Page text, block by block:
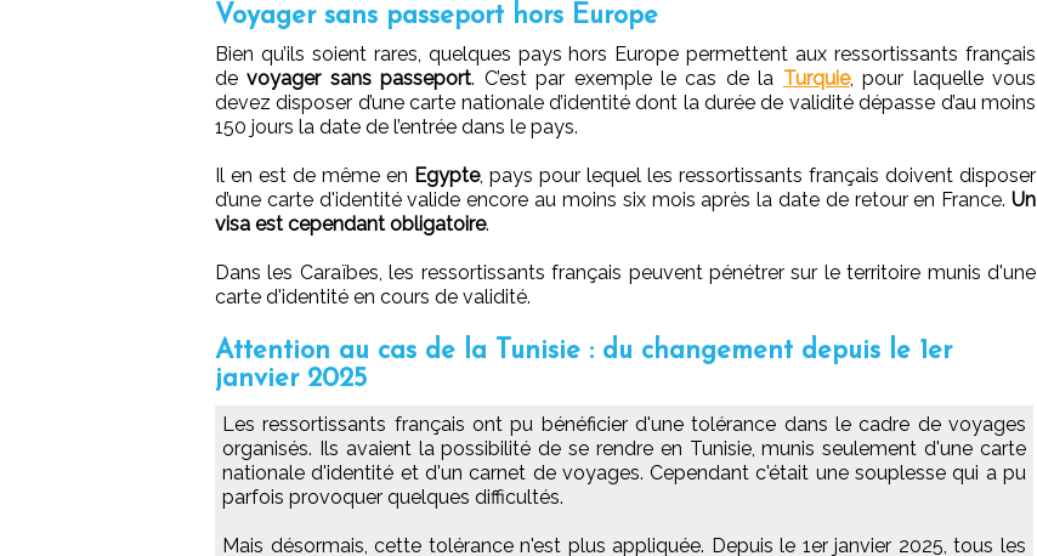
Voyager sans passeport hors Europe
Bien qu’ils soient rares, quelques pays hors Europe permettent aux ressortissants français
devoyager sans passeport. C’est par exemple le cas de la Turquie, pour laquelle vous
devez disposer d’une carte nationale d’identité dont la durée de validité dépasse d’au moins
150 jours la date de l’entrée dans le pays.
Il en est de même en Egypte, pays pour lequel les ressortissants français doivent disposer
d’une carte d'identité valide encore au moins six mois après la date de retour en France. Un
visa est cependant obligatoire.
Dans les Caraïbes, les ressortissants français peuvent pénétrer sur le territoire munis d'une
carte d'identité en cours de validité.
Attention au cas de la Tunisie : du changement depuis le 1er
janvier 2025
Les ressortissants français ont pu bénéficier d'une tolérance dans le cadre de voyages
organisés. Ils avaient la possibilité de se rendre en Tunisie, munis seulement d'une carte
nationale d'identité et d'un carnet de voyages. Cependant c'était une souplesse qui a pu
parfois provoquer quelques difficultés.
Mais désormais, cette tolérance n'est plus appliquée. Depuis le 1er janvier 2025, tous les